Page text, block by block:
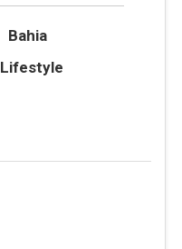
Bahia
Lifestyle